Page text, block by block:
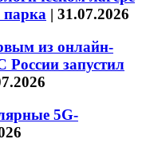
парка | 31.07.2026
из онлайн-
России запустил
5G-